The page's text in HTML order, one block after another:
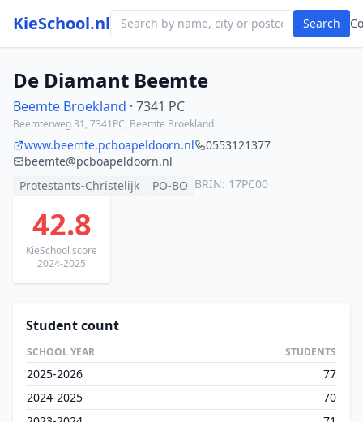
KieSchool.nl Search
De Diamant Beemte
Beemte Broekland · 7341 PC
Beemterweg 31, 7341PC, Beemte Broekland
www.beemte.pcboapeldoorn.nl
0553121377
beemte@pcboapeldoorn.nl
Protestants-Christelijk
PO-BO BRIN: 17PC00
42.8
KieSchool score
2024-2025
Student count
SCHOOL YEAR STUDENTS
2025-2026
77
2024-2025
70